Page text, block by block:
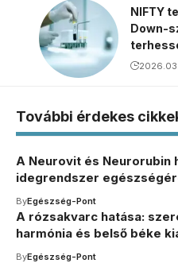
NIFTY
Down-
További érdekes
A Neurovit és Neurorubin
idegrendszer
ByEgészség-Pont
A rózsakvarc hatása:
harmónia és belső béke
ByEgészség-Pont